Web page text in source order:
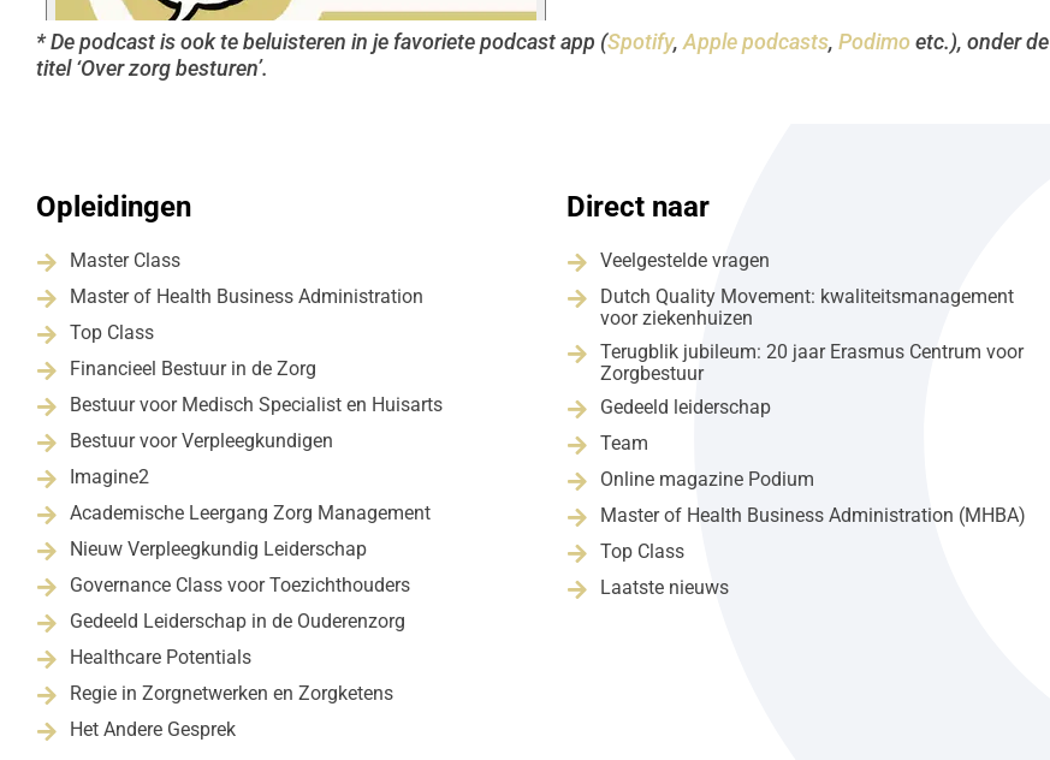
* De podcast is ook te beluisteren in je favoriete podcast app (Spotify, Apple podcasts, Podimo etc.), onder de
titel ‘Over zorg besturen’.
Opleidingen
 Master Class
 Master of Health Business Administration
 Top Class
 Financieel Bestuur in de Zorg
 Bestuur voor Medisch Specialist en Huisarts
 Bestuur voor Verpleegkundigen
 Imagine2
 Academische Leergang Zorg Management
 Nieuw Verpleegkundig Leiderschap
 Governance Class voor Toezichthouders
 Gedeeld Leiderschap in de Ouderenzorg
 Healthcare Potentials
 Regie in Zorgnetwerken en Zorgketens
 Het Andere Gesprek
Direct naar
 Veelgestelde vragen

Dutch Quality Movement: kwaliteitsmanagement
voor ziekenhuizen

Terugblik jubileum: 20 jaar Erasmus Centrum voor
Zorgbestuur
 Gedeeld leiderschap
 Team
 Online magazine Podium
 Master of Health Business Administration (MHBA)
 Top Class
 Laatste nieuws